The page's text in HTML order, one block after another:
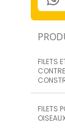
FILETS
FILETS